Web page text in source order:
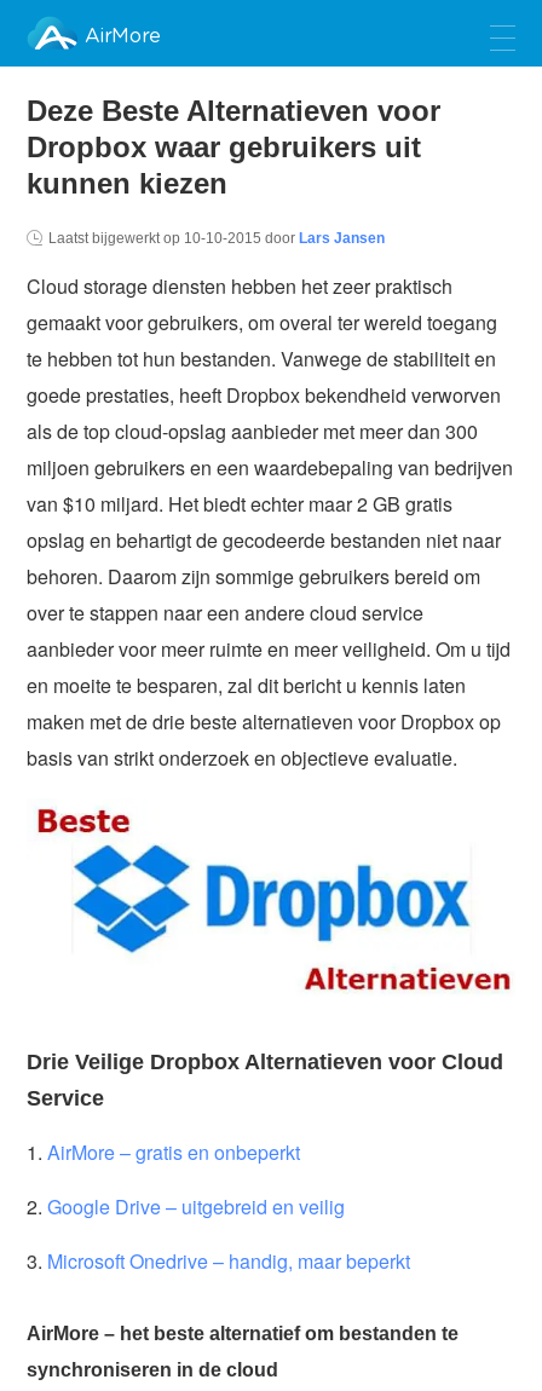
AirMore
Deze Beste Alternatieven voor
Dropbox waar gebruikers uit
kunnen kiezen
Laatst bijgewerkt op 10-10-2015 door Lars Jansen
Cloud storage diensten hebben het zeer praktisch
gemaakt voor gebruikers, om overal ter wereld toegang
te hebben tot hun bestanden. Vanwege de stabiliteit en
goede prestaties, heeft Dropbox bekendheid verworven
als de top cloud-opslag aanbieder met meer dan 300
miljoen gebruikers en een waardebepaling van bedrijven
van $10 miljard. Het biedt echter maar 2 GB gratis
opslag en behartigt de gecodeerde bestanden niet naar
behoren. Daarom zijn sommige gebruikers bereid om
over te stappen naar een andere cloud service
aanbieder voor meer ruimte en meer veiligheid. Om u tijd
en moeite te besparen, zal dit bericht u kennis laten
maken met de drie beste alternatieven voor Dropbox op
basis van strikt onderzoek en objectieve evaluatie.
Drie Veilige Dropbox Alternatieven voor Cloud
Service
1.AirMore – gratis en onbeperkt
2.Google Drive – uitgebreid en veilig
3. Microsoft Onedrive – handig, maar beperkt
AirMore – het beste alternatief om bestanden te
synchroniseren in de cloud